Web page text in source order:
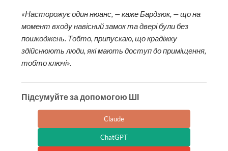
«Насторожує один нюанс, — каже Бардзюк, — що на
момент входу навісний замок та двері були без
пошкоджень. Тобто, припускаю, що крадіжку
здійснюють люди, які мають доступ до приміщення,
тобто ключі».
Підсумуйте за допомогою ШІ
Claude
ChatGPT